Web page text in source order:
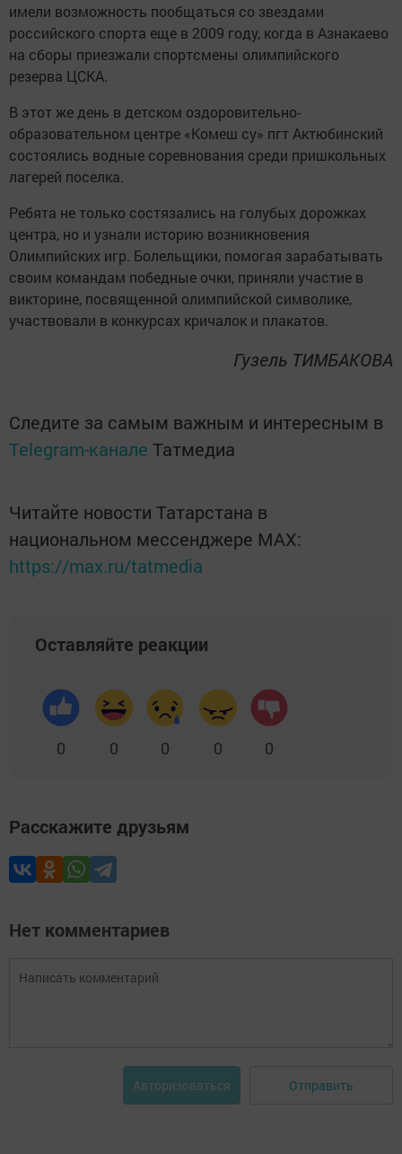
имели возможность пообщаться со звездами
российского спорта еще в 2009 году, когда в Азнакаево
на сборы приезжали спортсмены олимпийского
резерва ЦСКА.
В этот же день в детском оздоровительно-
образовательном центре «Комеш су» пгт Актюбинский
состоялись водные соревнования среди пришкольных
лагерей поселка.
Ребята не только состязались на голубых дорожках
центра, но и узнали историю возникновения
Олимпийских игр. Болельщики, помогая зарабатывать
своим командам победные очки, приняли участие в
викторине, посвященной олимпийской символике,
участвовали в конкурсах кричалок и плакатов.
Гузель ТИМБАКОВА
Следите за самым важным и интересным в
Telegram-канале Татмедиа
Читайте новости Татарстана в
национальном мессенджере MАХ:
https://max.ru/tatmedia
Оставляйте реакции
0 0 0 0 0
Расскажите друзьям
Нет комментариев
Авторизоваться Отправить